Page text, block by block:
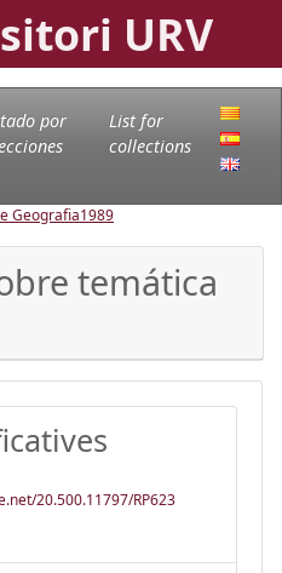
URV
por
List for
collections
Geografia1989
temática
20.500.11797/RP623